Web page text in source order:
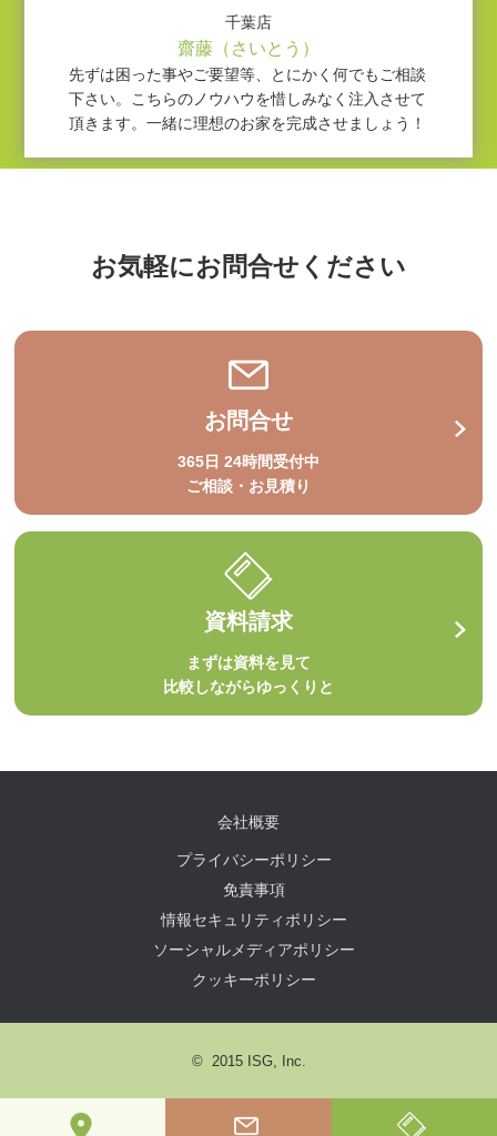
千葉店
齋藤（さいとう）
先ずは困った事やご要望等、とにかく何でもご相談
下さい。こちらのノウハウを惜しみなく注入させて
頂きます。一緒に理想のお家を完成させましょう！
お気軽にお問合せください
お問合せ
365日 24時間受付中
ご相談・お見積り
資料請求
まずは資料を見て
比較しながらゆっくりと
会社概要
プライバシーポリシー
免責事項
情報セキュリティポリシー
ソーシャルメディアポリシー
クッキーポリシー
© 2015 ISG, Inc.